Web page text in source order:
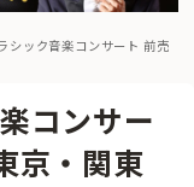
シック音楽コンサート 前売
コンサー
京・関東